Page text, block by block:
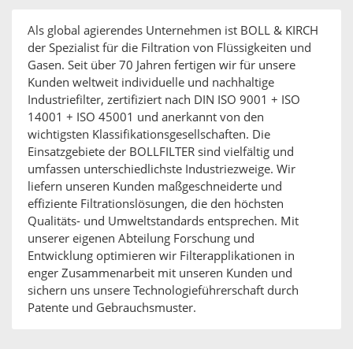
Als global agierendes Unternehmen ist BOLL & KIRCH
der Spezialist für die Filtration von Flüssigkeiten und
Gasen. Seit über 70 Jahren fertigen wir für unsere
Kunden weltweit individuelle und nachhaltige
Industriefilter, zertifiziert nach DIN ISO 9001 + ISO
14001 + ISO 45001 und anerkannt von den
wichtigsten Klassifikationsgesellschaften. Die
Einsatzgebiete der BOLLFILTER sind vielfältig und
umfassen unterschiedlichste Industriezweige. Wir
liefern unseren Kunden maßgeschneiderte und
effiziente Filtrationslösungen, die den höchsten
Qualitäts- und Umweltstandards entsprechen. Mit
unserer eigenen Abteilung Forschung und
Entwicklung optimieren wir Filterapplikationen in
enger Zusammenarbeit mit unseren Kunden und
sichern uns unsere Technologieführerschaft durch
Patente und Gebrauchsmuster.